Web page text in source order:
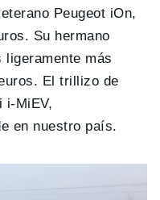
Peugeot iOn,
Su hermano
más
El trillizo de
i-MiEV,
en nuestro país.